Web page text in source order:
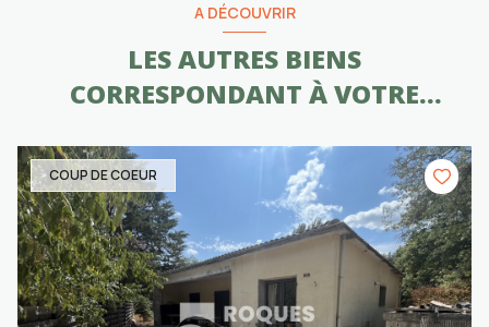
A DÉCOUVRIR
LES AUTRES BIENS
CORRESPONDANT À VOTRE
COUP DE COEUR